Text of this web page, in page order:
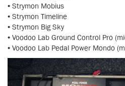
• Strymon Mobius
• Strymon Timeline
• Strymon Big Sky
• Voodoo Lab Ground Control Pro
• Voodoo Lab Pedal Power Mondo